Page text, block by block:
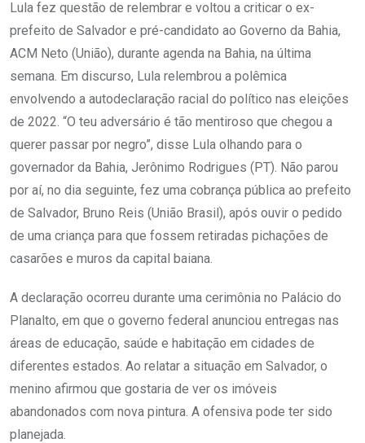
Lula fez questão de relembrar e voltou a criticar o ex-
prefeito de Salvador e pré-candidato ao Governo da Bahia,
ACM Neto (União), durante agenda na Bahia, na última
semana. Em discurso, Lula relembrou a polêmica
envolvendo a autodeclaração racial do político nas eleições
de 2022. “O teu adversário é tão mentiroso que chegou a
querer passar por negro”, disse Lula olhando para o
governador da Bahia, Jerônimo Rodrigues (PT). Não parou
por aí, no dia seguinte, fez uma cobrança pública ao prefeito
de Salvador, Bruno Reis (União Brasil), após ouvir o pedido
de uma criança para que fossem retiradas pichações de
casarões e muros da capital baiana.
A declaração ocorreu durante uma cerimônia no Palácio do
Planalto, em que o governo federal anunciou entregas nas
áreas de educação, saúde e habitação em cidades de
diferentes estados. Ao relatar a situação em Salvador, o
menino afirmou que gostaria de ver os imóveis
abandonados com nova pintura. A ofensiva pode ter sido
planejada.